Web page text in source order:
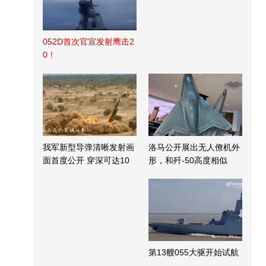
052D首次官宣发射鹰击2
0！
我军新型导弹清晰发射画
面首度公开 穿深可达10
洛马公开展出无人僚机外
形，和歼-50高度相似
第13艘055大驱开始试航